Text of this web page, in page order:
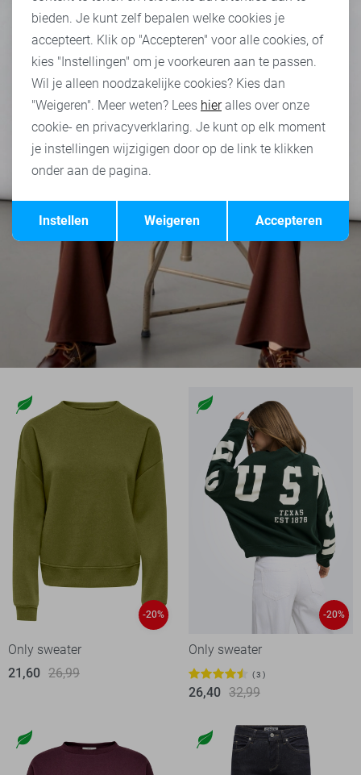
-20%
Only sweater
21,60 26,99
-20%
Only sweater
3
26,40 32,99
Terug Opslaan
bieden. Je kunt zelf bepalen welke cookies je
accepteert. Klik op "Accepteren" voor alle cookies, of
kies "Instellingen" om je voorkeuren aan te passen.
Wil je alleen noodzakelijke cookies? Kies dan
"Weigeren". Meer weten? Lees hieralles over onze
cookie- en privacyverklaring. Je kunt op elk moment
je instellingen wijzigigen door op de link te klikken
onder aan de pagina.
Accepteren
Weigeren
Instellen